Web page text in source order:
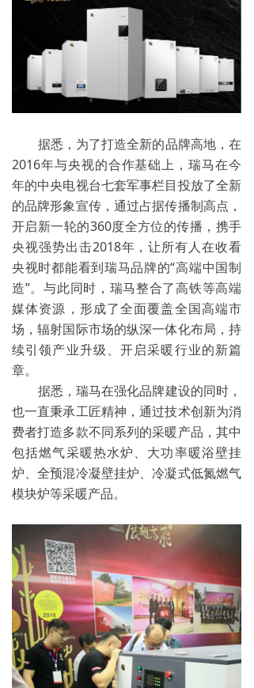
据悉，为了打造全新的品牌高地，在
2016年与央视的合作基础上，瑞马在今
年的中央电视台七套军事栏目投放了全新
的品牌形象宣传，通过占据传播制高点，
开启新一轮的360度全方位的传播，携手
央视强势出击2018年，让所有人在收看
央视时都能看到瑞马品牌的“高端中国制
造”。与此同时，瑞马整合了高铁等高端
媒体资源，形成了全面覆盖全国高端市
场，辐射国际市场的纵深一体化布局，持
续引领产业升级、开启采暖行业的新篇
章。
据悉，瑞马在强化品牌建设的同时，
也一直秉承工匠精神，通过技术创新为消
费者打造多款不同系列的采暖产品，其中
包括燃气采暖热水炉、大功率暖浴壁挂
炉、全预混冷凝壁挂炉、冷凝式低氮燃气
模块炉等采暖产品。